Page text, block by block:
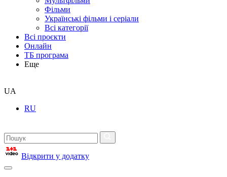
Фільми
Українські фільми і серіали
Всі категорії
Всі проєкти
Онлайн
ТБ програма
Еще
UA
RU
Відкрити у додатку